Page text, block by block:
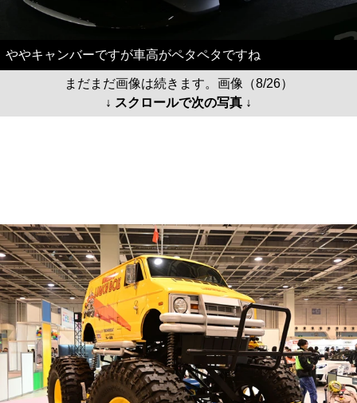
ややキャンバーですが車高がペタペタですね
まだまだ画像は続きます。画像（8/26）
↓ スクロールで次の写真 ↓